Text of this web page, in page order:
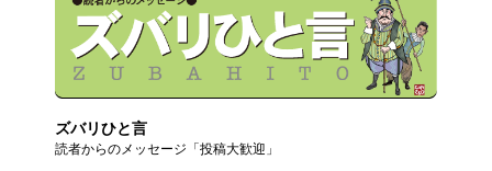
ズバリひと言
読者からのメッセージ「投稿大歓迎」